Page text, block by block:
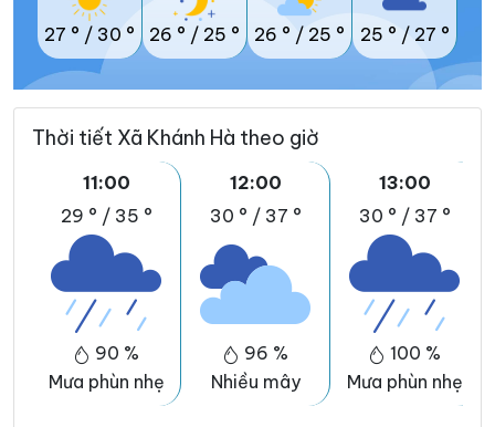
27 ° / 30 ° 26 ° / 25 ° 26 ° / 25 ° 25 ° / 27 °
Thời tiết Xã Khánh Hà theo giờ
11:00
29 ° / 35 °
90 %
Mưa phùn nhẹ
12:00
30 ° / 37 °
96 %
Nhiều mây
13:00
30 ° / 37 °
100 %
Mưa phùn nhẹ